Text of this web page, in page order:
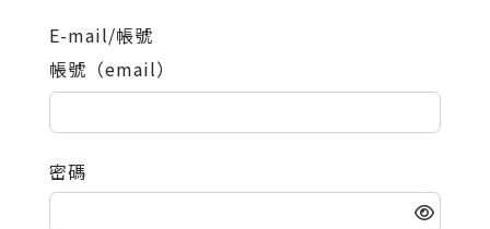
E-mail/帳號
帳號（email）
密碼